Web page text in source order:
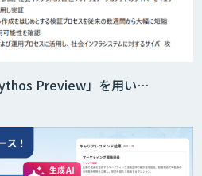
査ツールSmapra
Agentsense
Search
Preview」を用い…